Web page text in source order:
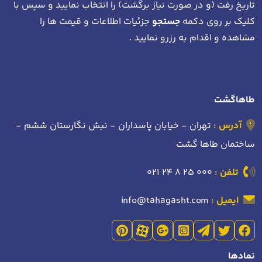
تاریخ رفت (و در صورت نیاز برگشت) را انتخاب نمایید و سپس با
کلیک بر روی دکمه جستجو جزئیات اطلاعات و قیمت ها را
مشاهده و اقدام به رزرو نمایید .
طاهاگشت
آدرس : تهران - خیابان پاسداران - نبش نگارستان ششم -
ساختمان طاها گشت
تلفن : 021 24 8 25 000
ایمیل : info@tahagasht.com
نمادها